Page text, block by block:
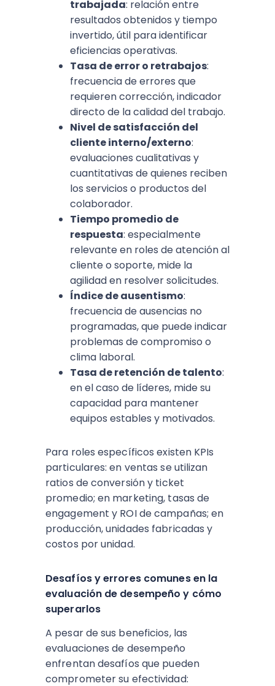
trabajada: relación entre
resultados obtenidos y tiempo
invertido, útil para identificar
eficiencias operativas.
Tasa de error o retrabajos:
frecuencia de errores que
requieren corrección, indicador
directo de la calidad del trabajo.​
Nivel de satisfacción del
cliente interno/externo:
evaluaciones cualitativas y
cuantitativas de quienes reciben
los servicios o productos del
colaborador.
Tiempo promedio de
respuesta: especialmente
relevante en roles de atención al
cliente o soporte, mide la
agilidad en resolver solicitudes.
Índice de ausentismo:
frecuencia de ausencias no
programadas, que puede indicar
problemas de compromiso o
clima laboral.
Tasa de retención de talento:
en el caso de líderes, mide su
capacidad para mantener
equipos estables y motivados.
Para roles específicos existen KPIs
particulares: en ventas se utilizan
ratios de conversión y ticket
promedio; en marketing, tasas de
engagement y ROI de campañas; en
producción, unidades fabricadas y
costos por unidad.​
Desafíos y errores comunes en la
evaluación de desempeño y cómo
superarlos
A pesar de sus beneficios, las
evaluaciones de desempeño
enfrentan desafíos que pueden
comprometer su efectividad:​